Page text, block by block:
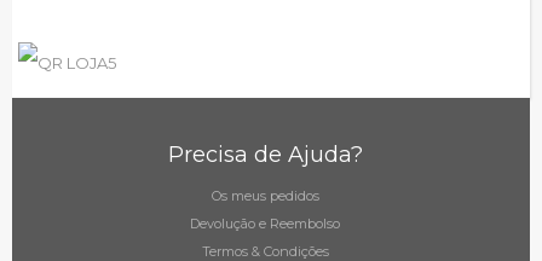
Precisa de Ajuda?
Os meus pedidos
Devolução e Reembolso
Termos & Condições